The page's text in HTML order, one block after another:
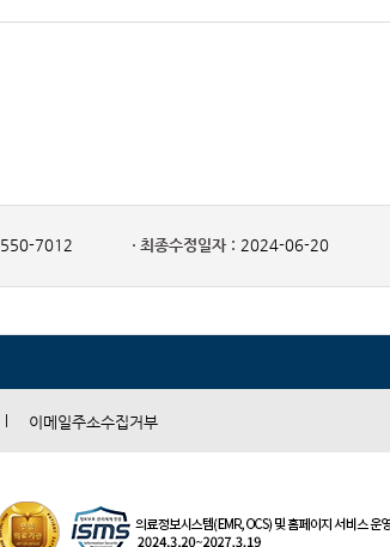
7012 최종수정일자 : 2024-06-20
이메일주소수집거부